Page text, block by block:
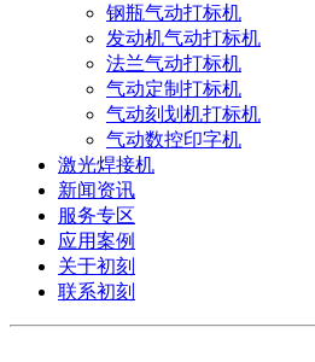
钢瓶气动打标机
发动机气动打标机
法兰气动打标机
气动定制打标机
气动刻划机打标机
气动数控印字机
激光焊接机
新闻资讯
服务专区
应用案例
关于初刻
联系初刻